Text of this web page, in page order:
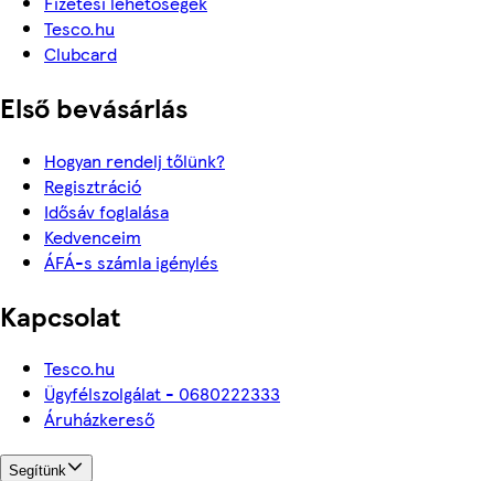
Tesco.hu
Clubcard
Első bevásárlás
Hogyan rendelj tőlünk?
Regisztráció
Idősáv foglalása
Kedvenceim
ÁFÁ-s számla igénylés
Kapcsolat
Tesco.hu
Ügyfélszolgálat - 0680222333
Áruházkereső
Segítünk